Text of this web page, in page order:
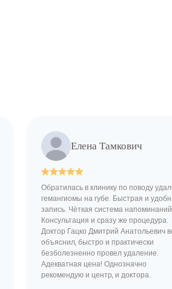
Елена Тамкович
Обратилась в клинику по поводу
гемангиомы на губе. Быстрая и
запись. Чёткая система
Консультация и сразу же процедура.
Доктор Гацко Дмитрий Анатольевич
объяснил, быстро и практически
безболезненно провел удаление.
Адекватная цена! Однозначно
рекомендую и центр, и доктора.